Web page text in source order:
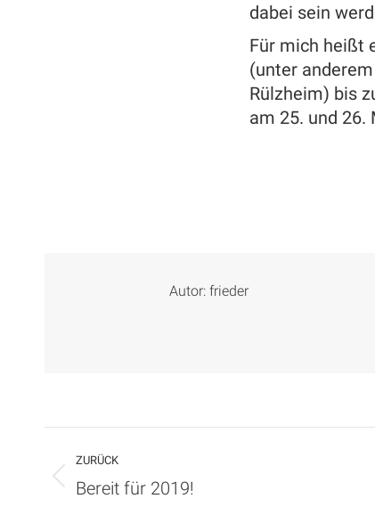
dabei sein
Für mich heißt
(unter
Rülzheim) bis
am 25. und 26.
Autor: frieder
Kommentarnavigation
ZURÜCK
Vorheriger
Bereit für 2019!